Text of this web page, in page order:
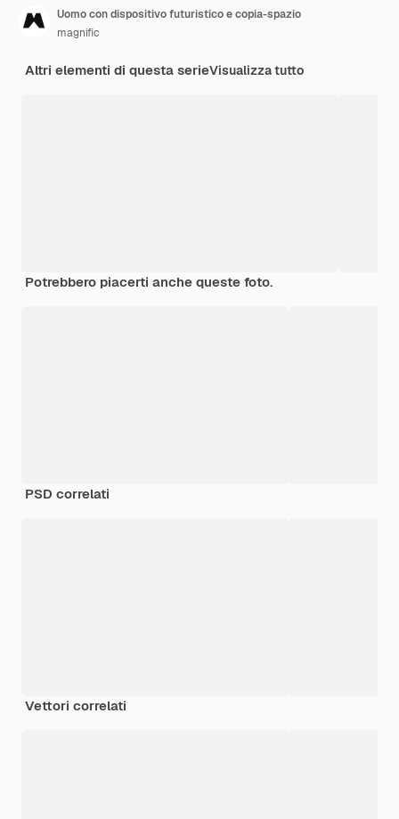
Uomo con dispositivo futuristico e copia-spazio
magnific
Altri elementi di questa serieVisualizza tutto
Potrebbero piacerti anche queste foto.
PSD correlati
Vettori correlati